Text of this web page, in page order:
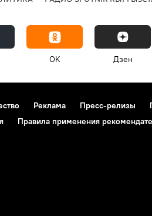
OK Дзен
Реклама Пресс-релизы
Правила применения